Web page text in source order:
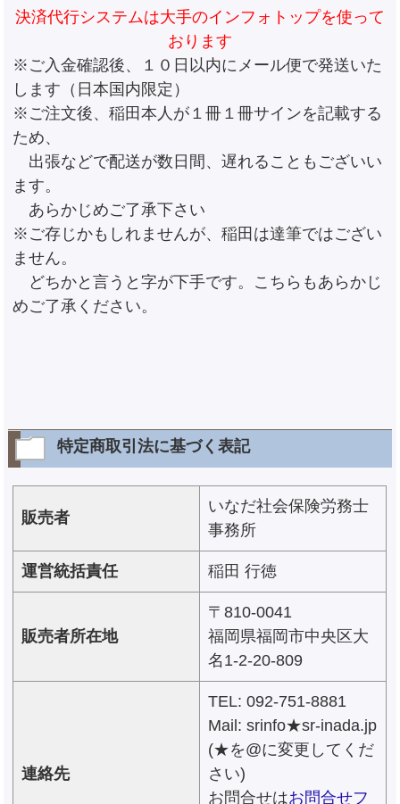
決済代行システムは大手のインフォトップを使って
おります
※ご入金確認後、１０日以内にメール便で発送いた
します（日本国内限定）
※ご注文後、稲田本人が１冊１冊サインを記載する
ため、
出張などで配送が数日間、遅れることもございい
ます。
あらかじめご了承下さい
※ご存じかもしれませんが、稲田は達筆ではござい
ません。
どちかと言うと字が下手です。こちらもあらかじ
めご了承ください。
特定商取引法に基づく表記
販売者
いなだ社会保険労務士
事務所
運営統括責任 稲田 行徳
販売者所在地
〒810-0041
福岡県福岡市中央区大
名1-2-20-809
連絡先
TEL: 092-751-8881
Mail: srinfo★sr-inada.jp
(★を@に変更してくだ
さい)
お問合せはお問合せフ